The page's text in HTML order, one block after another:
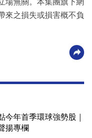
來之損失或損害概不負
今年首季環球強勢股｜
揚專欄